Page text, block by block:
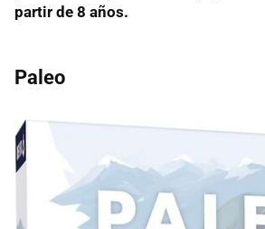
partir de 8 años.
Paleo